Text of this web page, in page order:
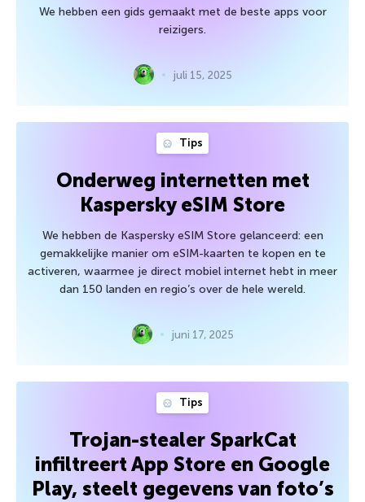
We hebben een gids gemaakt met de beste apps voor
reizigers.
juli 15, 2025
Tips
Onderweg internetten met
Kaspersky eSIM Store
We hebben de Kaspersky eSIM Store gelanceerd: een
gemakkelijke manier om eSIM-kaarten te kopen en te
activeren, waarmee je direct mobiel internet hebt in meer
dan 150 landen en regio’s over de hele wereld.
juni 17, 2025
Tips
Trojan-stealer SparkCat
infiltreert App Store en Google
Play, steelt gegevens van foto’s